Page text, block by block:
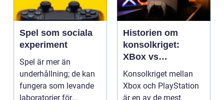
Spel som sociala
experiment
Spel är mer än
underhållning; de kan
fungera som levande
laboratorier för
Historien om
konsolkriget:
XBox vs
PlayStation
Konsolkriget mellan
Xbox och PlayStation
är en av de mest